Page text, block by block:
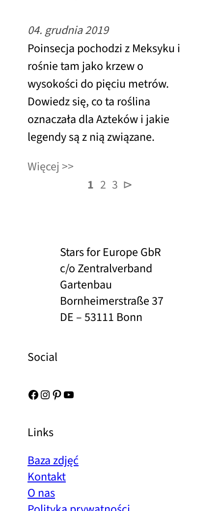
04. grudnia 2019
Poinsecja pochodzi z Meksyku i
rośnie tam jako krzew o
wysokości do pięciu metrów.
Dowiedz się, co ta roślina
oznaczała dla Azteków i jakie
legendy są z nią związane.
Więcej
1 2 3 ⊳
Stars for Europe GbR
c/o Zentralverband
Gartenbau
Bornheimerstraße 37
DE – 53111 Bonn
Social
Facebook Instagram Pinterest YouTube
Links
Baza zdjęć
Kontakt
O nas